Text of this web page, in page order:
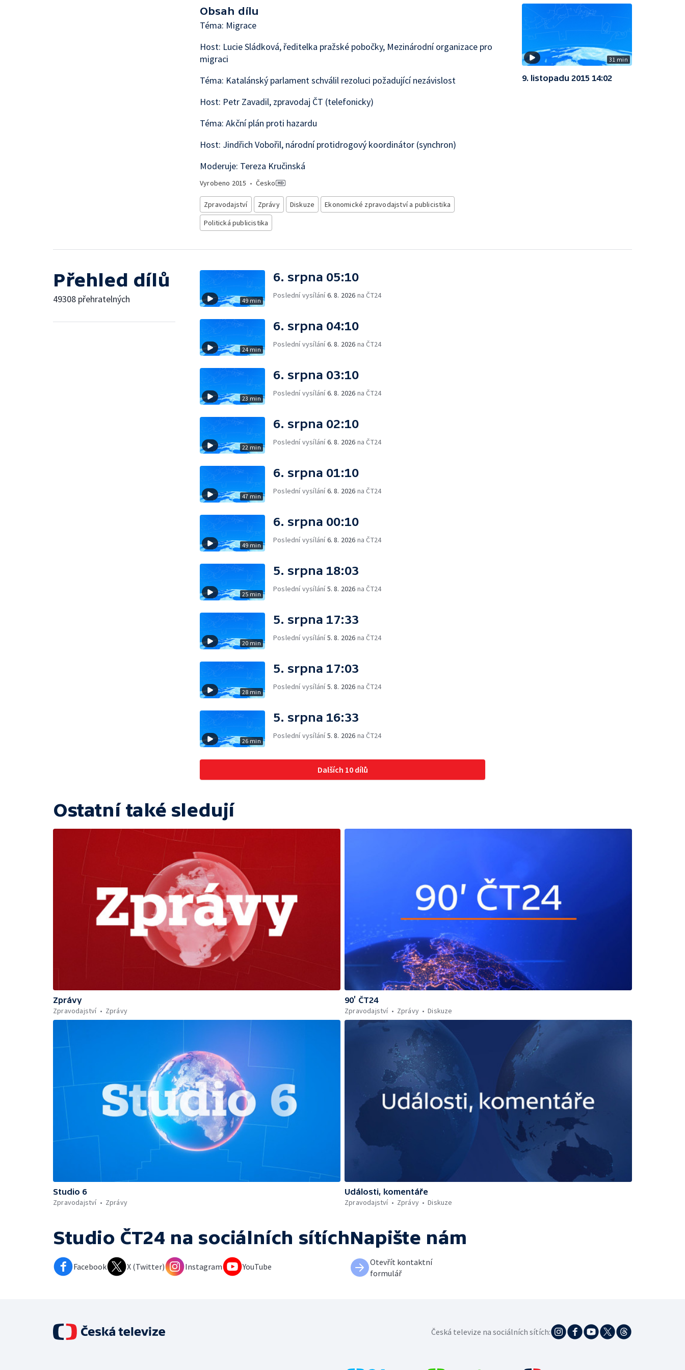
Obsah dílu
Téma: Migrace
Host: Lucie Sládková, ředitelka pražské pobočky, Mezinárodní organizace pro
migraci
Téma: Katalánský parlament schválil rezoluci požadující nezávislost
Host: Petr Zavadil, zpravodaj ČT (telefonicky)
Téma: Akční plán proti hazardu
Host: Jindřich Vobořil, národní protidrogový koordinátor (synchron)
Moderuje: Tereza Kručinská
Vyrobeno 2015 • Česko
Zpravodajství Zprávy Diskuze
Ekonomické zpravodajství a publicistika
Politická publicistika
31 min
9. listopadu 2015 14:02
Přehled dílů
49308 přehratelných 49 min
6. srpna 05:10
Poslední vysílání6. 8. 2026 na ČT24
24 min
6. srpna 04:10
Poslední vysílání6. 8. 2026 na ČT24
23 min
6. srpna 03:10
Poslední vysílání6. 8. 2026 na ČT24
22 min
6. srpna 02:10
Poslední vysílání6. 8. 2026 na ČT24
47 min
6. srpna 01:10
Poslední vysílání6. 8. 2026 na ČT24
49 min
6. srpna 00:10
Poslední vysílání6. 8. 2026 na ČT24
25 min
5. srpna 18:03
Poslední vysílání5. 8. 2026 na ČT24
20 min
5. srpna 17:33
Poslední vysílání5. 8. 2026 na ČT24
28 min
5. srpna 17:03
Poslední vysílání5. 8. 2026 na ČT24
26 min
5. srpna 16:33
Poslední vysílání5. 8. 2026 na ČT24
Dalších 10 dílů
Ostatní také sledují
Zprávy
Zpravodajství
Zprávy
90’ ČT24
Zpravodajství
Zprávy Diskuze
Studio 6
Zpravodajství
Zprávy
Události, komentáře
Zpravodajství
Zprávy Diskuze
Studio ČT24 na sociálních sítích
Facebook X (Twitter) Instagram YouTube
Napište nám
Otevřít kontaktní
formulář
Česká televize na sociálních sítích: